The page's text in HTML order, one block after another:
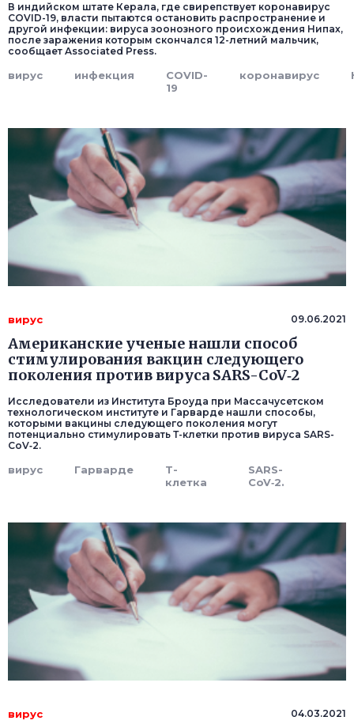
В индийском штате Керала, где свирепствует коронавирус
COVID-19, власти пытаются остановить распространение и
другой инфекции: вируса зоонозного происхождения Нипах,
после заражения которым скончался 12-летний мальчик,
сообщает Associated Press.
вирус инфекция
COVID-
19
коронавируc
вирус 09.06.2021
Американские ученые нашли способ
стимулирования вакцин следующего
поколения против вируса SARS-CoV‑2
Исследователи из Института Броуда при Массачусетском
технологическом институте и Гарварде нашли способы,
которыми вакцины следующего поколения могут
потенциально стимулировать Т-клетки против вируса SARS-
CoV‑2.
вирус Гарварде
Т-
клетка
SARS-
CoV‑2.
вирус 04.03.2021